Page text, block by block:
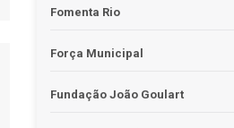
Fomenta Rio
Força Municipal
Fundação João Goulart